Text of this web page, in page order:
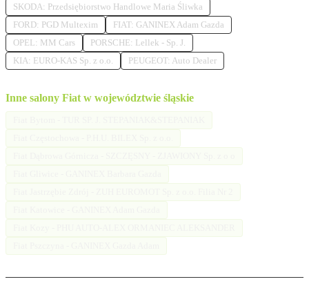
SKODA: Przedsiębiorstwo Handlowe Maria Śliwka
FORD: PGD Multexim
FIAT: GANINEX Adam Gazda
OPEL: MM Cars
PORSCHE: Lellek - Sp. J.
KIA: EURO-KAS Sp. z o.o.
PEUGEOT: Auto Dealer
Inne salony Fiat w województwie śląskie